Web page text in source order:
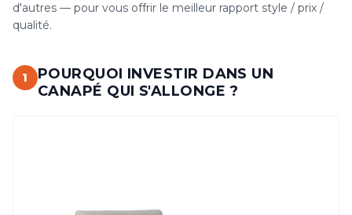
d'autres — pour vous offrir le meilleur rapport style / prix /
qualité.
1
POURQUOI INVESTIR DANS UN
CANAPÉ QUI S'ALLONGE ?